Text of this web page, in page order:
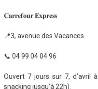
𝐂𝐚𝐫𝐫𝐞𝐟𝐨𝐮𝐫 𝐄𝐱𝐩𝐫𝐞𝐬𝐬
📍3, avenue des Vacances
📞 04 99 04 04 96
Ouvert 7 jours sur 7, d’avril
snacking jusqu’à 22h).